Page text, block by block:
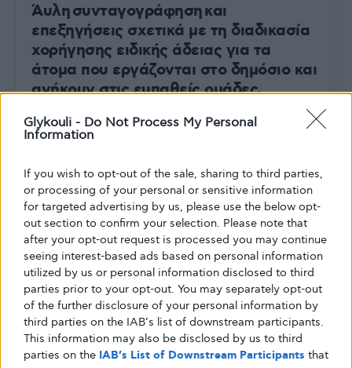
Glykouli - Do Not Process My Personal
Information
If you wish to opt-out of the sale, sharing to third parties,
or processing of your personal or sensitive information
for targeted advertising by us, please use the below opt-
out section to confirm your selection. Please note that
after your opt-out request is processed you may continue
seeing interest-based ads based on personal information
utilized by us or personal information disclosed to third
parties prior to your opt-out. You may separately opt-out
of the further disclosure of your personal information by
third parties on the IAB’s list of downstream participants.
This information may also be disclosed by us to third
parties on the IAB’s List of Downstream Participants that
Άυλη συνταγογράφηση και
επεξηγήσεις σχετικά με τη διαδικασία
χορήγησης ειδικής άδειας για τα
άτομα που εργάζονται στο δημόσιο και
ανήκουν στις ευπαθείς ομάδες.
“αρρύθμιστοι διαβητικοί”.
σκοπού σε υπαλλήλους του δημοσίου που ανήκουν στις
ευπαθείς ομάδες Κυκλοφόρησε από το…
ΑΠΌ GLYKOULI 23 ΜΑΡΤΊΟΥ, 2020